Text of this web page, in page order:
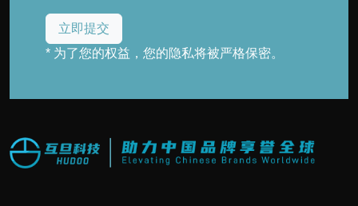
* 为了您的权益，您的隐私将被严格保密。